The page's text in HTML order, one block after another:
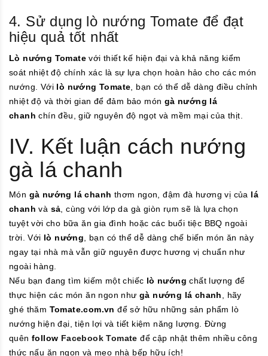
4. Sử dụng lò nướng Tomate để đạt
hiệu quả tốt nhất
Lò nướng Tomate với thiết kế hiện đại và khả năng kiểm
soát nhiệt độ chính xác là sự lựa chọn hoàn hảo cho các món
nướng. Với lò nướng Tomate , bạn có thể dễ dàng điều chỉnh
nhiệt độ và thời gian để đảm bảo món gà nướng lá
chanh chín đều, giữ nguyên độ ngọt và mềm mại của thịt.
IV. Kết luận cách nướng
gà lá chanh
Món gà nướng lá chanh thơm ngon, đậm đà hương vị của lá
chanh và sả , cùng với lớp da gà giòn rụm sẽ là lựa chọn
tuyệt vời cho bữa ăn gia đình hoặc các buổi tiệc BBQ ngoài
trời. Với lò nướng , bạn có thể dễ dàng chế biến món ăn này
ngay tại nhà mà vẫn giữ nguyên được hương vị chuẩn như
ngoài hàng.
Nếu bạn đang tìm kiếm một chiếc lò nướng chất lượng để
thực hiện các món ăn ngon như gà nướng lá chanh
, hãy
ghé thăm Tomate.com.vn để sở hữu những sản phẩm lò
nướng hiện đại, tiện lợi và tiết kiệm năng lượng. Đừng
quên follow Facebook Tomate để cập nhật thêm nhiều công
thức nấu ăn ngon và mẹo nhà bếp hữu ích!